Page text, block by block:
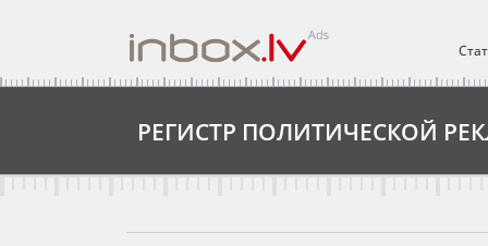
РЕГИСТР ПОЛИТИЧЕСКОЙ